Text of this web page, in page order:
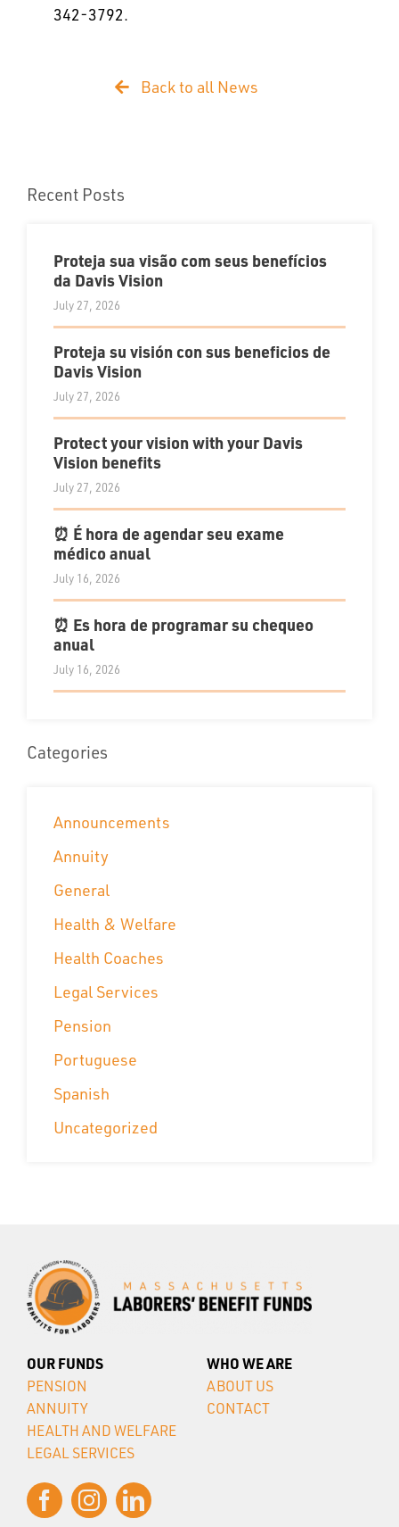
342-3792.
Back to all News
Recent Posts
Proteja sua visão com seus benefícios
da Davis Vision
July 27, 2026
Proteja su visión con sus beneficios de
Davis Vision
July 27, 2026
Protect your vision with your Davis
Vision benefits
July 27, 2026
⏰ É hora de agendar seu exame
médico anual
July 16, 2026
⏰ Es hora de programar su chequeo
anual
July 16, 2026
Categories
Announcements
Annuity
General
Health & Welfare
Health Coaches
Legal Services
Pension
Portuguese
Spanish
Uncategorized
OUR FUNDS
PENSION
ANNUITY
HEALTH AND WELFARE
LEGAL SERVICES
WHO WE ARE
ABOUT US
CONTACT